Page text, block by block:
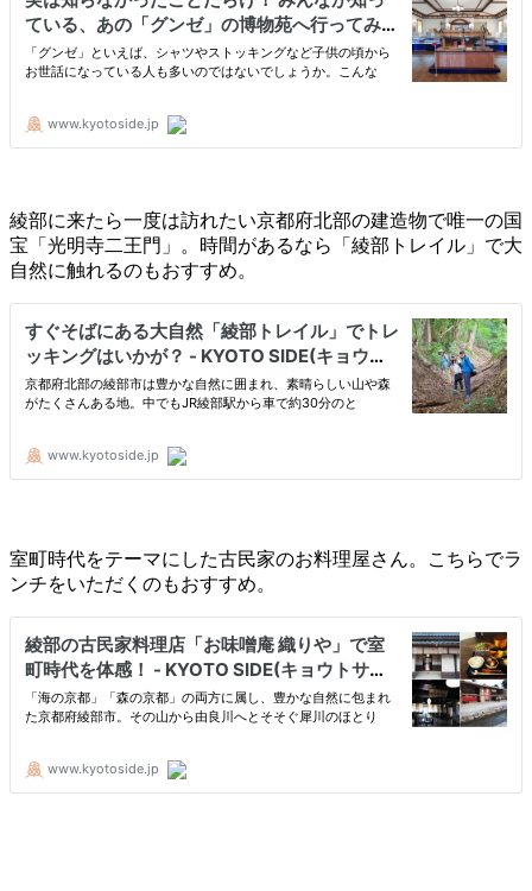
綾部に来たら一度は訪れたい京都府北部の建造物で唯一の国
宝「光明寺二王門」。時間があるなら「綾部トレイル」で大
自然に触れるのもおすすめ。
室町時代をテーマにした古民家のお料理屋さん。こちらでラ
ンチをいただくのもおすすめ。